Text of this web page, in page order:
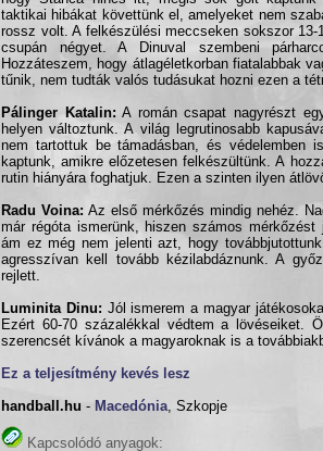
taktikai hibákat követtünk el, amelyeket nem
rossz volt. A felkészülési meccseken sokszor
csupán négyet. A Dinuval szembeni
Hozzáteszem, hogy átlagéletkorban fiatalabbak
tűnik, nem tudták valós tudásukat hozni ezen a
Pálinger Katalin: A román csapat nagyrészt
helyen változtunk. A világ legrutinosabb
nem tartottuk be támadásban, és védelemben
kaptunk, amikre előzetesen felkészültünk. A
rutin hiányára foghatjuk. Ezen a szinten ilyen
Radu Voina: Az első mérkőzés mindig nehéz.
már régóta ismerünk, hiszen számos mérkőzést
ám ez még nem jelenti azt, hogy
agresszívan kell tovább kézilabdáznunk. A
rejlett.
Luminita Dinu: Jól ismerem a magyar
Ezért 60-70 százalékkal védtem a lövéseiket.
szerencsét kívánok a magyaroknak is a
Ez a teljesítmény kevés lesz
handball.hu - Macedónia , Szkopje
Kapcsolódó anyagok: